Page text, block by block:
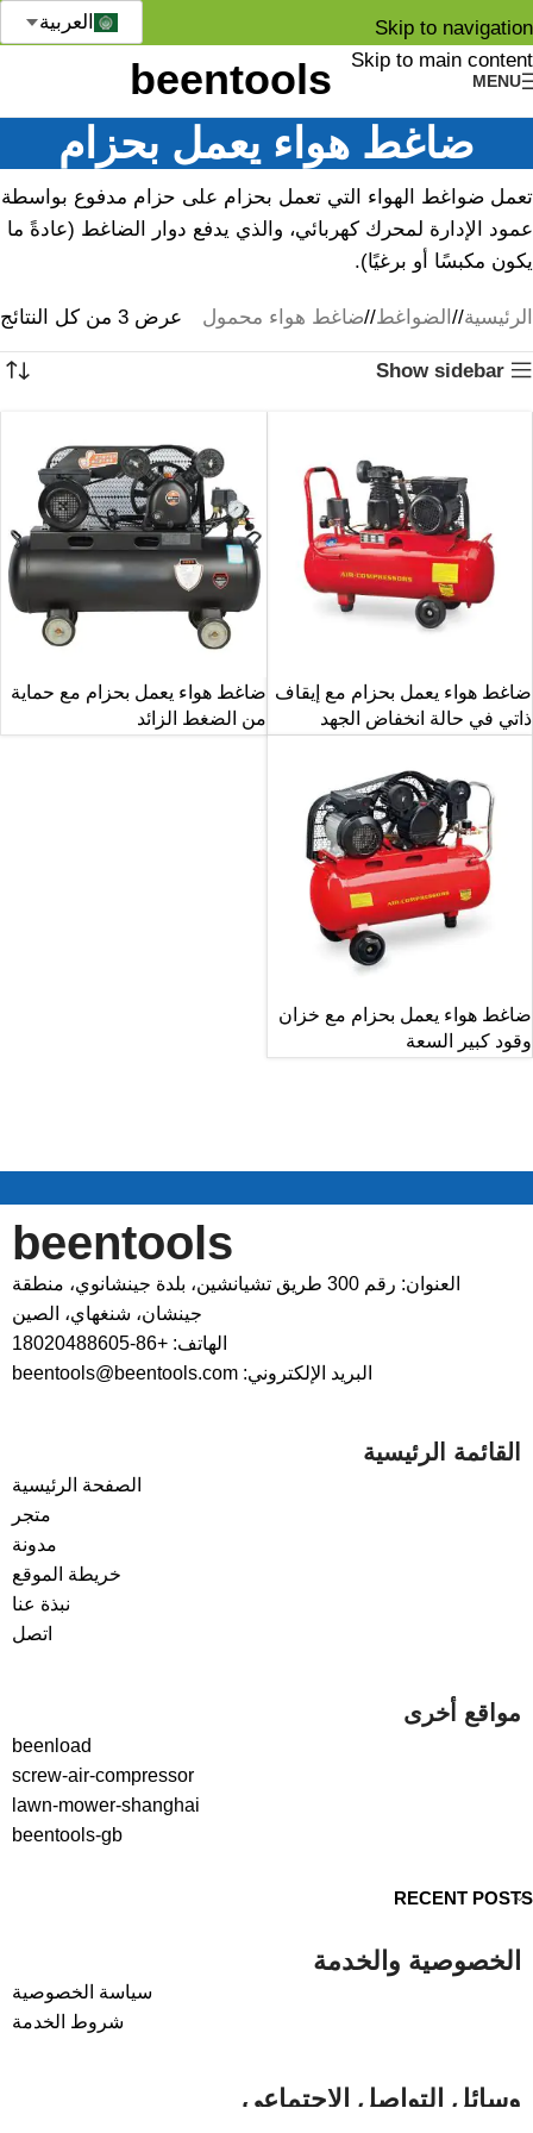
Skip to navigation
Skip to main content
MENU
العربية
ضاغط هواء يعمل بحزام
تعمل ضواغط الهواء التي تعمل بحزام على حزام مدفوع بواسطة
عمود الإدارة لمحرك كهربائي، والذي يدفع دوار الضاغط (عادةً ما
يكون مكبسًا أو برغيًا).
الرئيسية/ الضواغط/ ضاغط هواء محمول عرض ⁦3⁩ من كل النتائج
Show sidebar
ضاغط هواء يعمل بحزام مع إيقاف
ذاتي في حالة انخفاض الجهد
ضاغط هواء يعمل بحزام مع حماية
من الضغط الزائد
ضاغط هواء يعمل بحزام مع خزان
وقود كبير السعة
beentools
العنوان: رقم 300 طريق تشيانشين، بلدة جينشانوي، منطقة
جينشان، شنغهاي، الصين
الهاتف: +86-18020488605
البريد الإلكتروني: beentools@beentools.com
القائمة الرئيسية
الصفحة الرئيسية
متجر
مدونة
خريطة الموقع
نبذة عنا
اتصل
مواقع أخرى
beenload
screw-air-compressor
lawn-mower-shanghai
beentools-gb
RECENT POSTS
الخصوصية والخدمة
سياسة الخصوصية
شروط الخدمة
وسائل التواصل الاجتماعي